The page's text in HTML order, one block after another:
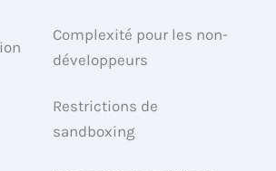
Complexité pour les non-
développeurs
Restrictions de
sandboxing